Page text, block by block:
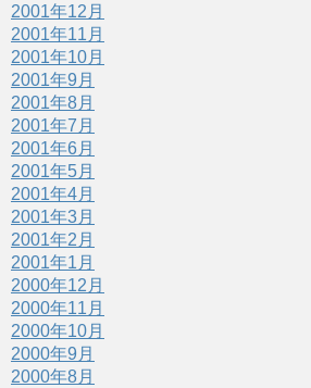
2001年12月
2001年11月
2001年10月
2001年9月
2001年8月
2001年7月
2001年6月
2001年5月
2001年4月
2001年3月
2001年2月
2001年1月
2000年12月
2000年11月
2000年10月
2000年9月
2000年8月